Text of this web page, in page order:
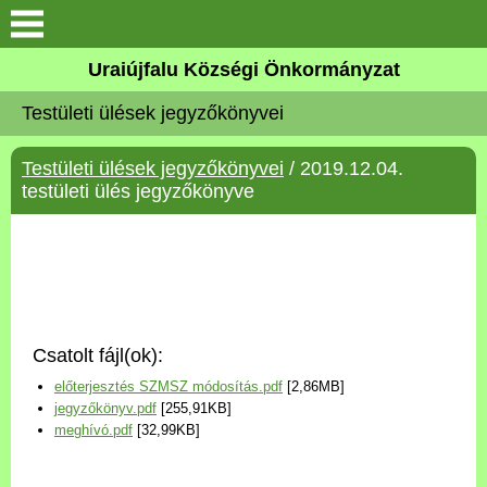
Köszöntő
Elérhetőségek
Uraiújfalu
Választási információk
Versenyképes Járások
Uraiújfalu Községi Önkormányzat
Testületi ülések jegyzőkönyvei
Testületi ülések jegyzőkönyvei / 2019.12.04.
testületi ülés jegyzőkönyve
Csatolt fájl(ok):
előterjesztés SZMSZ módosítás.pdf [2,86MB]
jegyzőkönyv.pdf [255,91KB]
meghívó.pdf [32,99KB]